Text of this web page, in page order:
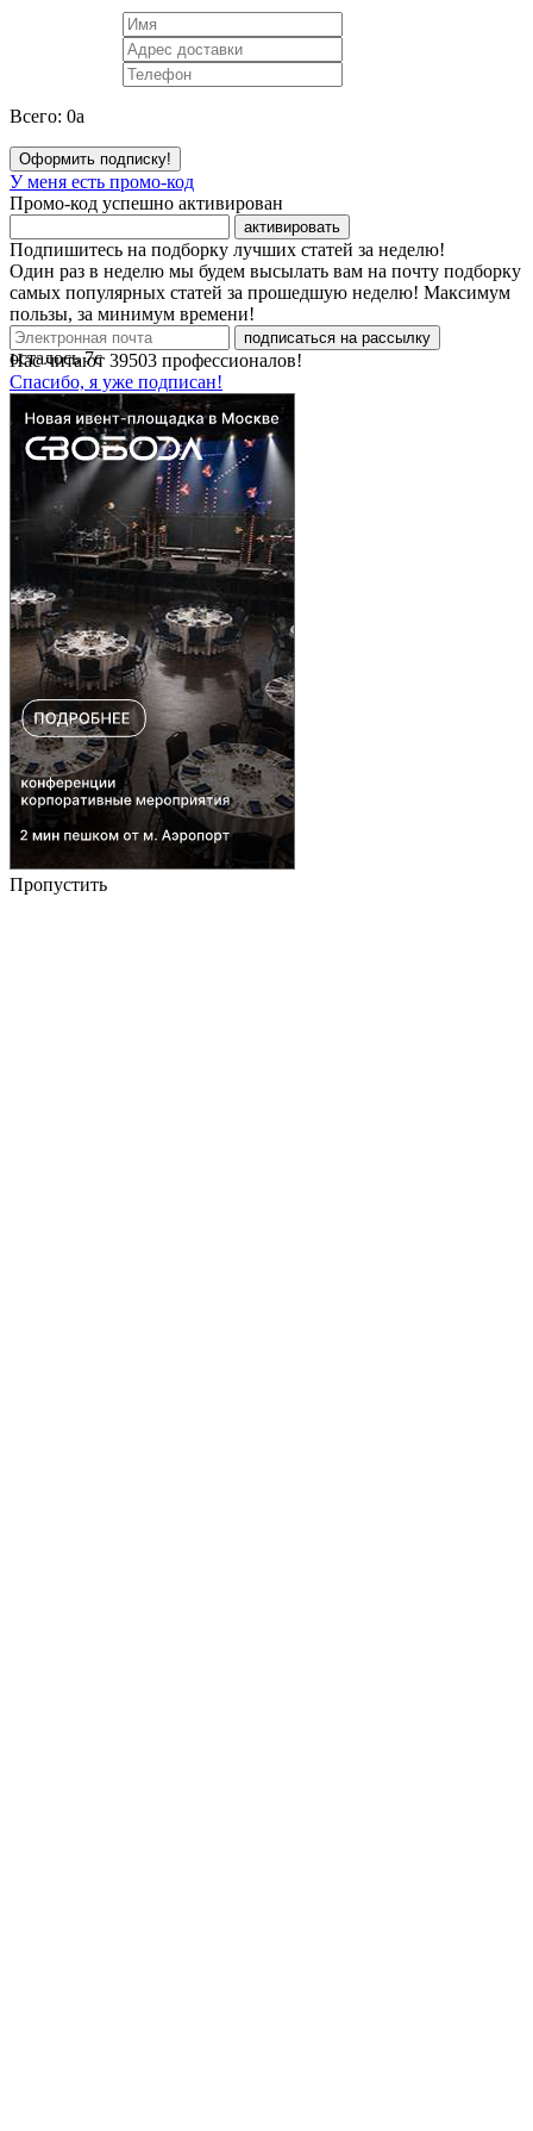
Всего: 0a
Оформить подписку!
У меня есть промо-код
Промо-код успешно активирован
активировать
Подпишитесь на подборку лучших статей за неделю!
Один раз в неделю мы будем высылать вам на почту подборку
самых популярных статей за прошедшую неделю! Максимум
пользы, за минимум времени!
подписаться на рассылку
Нас читают 39503 профессионалов!
Спасибо, я уже подписан!
осталось7с
Пропустить